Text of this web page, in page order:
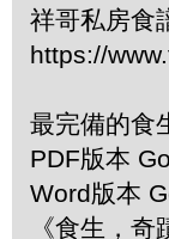
祥哥私房食
https://
最完備的食
PDF版本
Word版本
《食生，